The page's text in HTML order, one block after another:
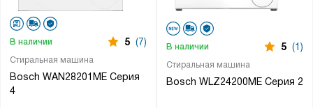
Стиральная машина
Bosch WAN28201ME Серия
4
В наличии 5 (7)
Стиральная машина
Bosch WLZ24200ME Серия 2
В наличии 5 (1)